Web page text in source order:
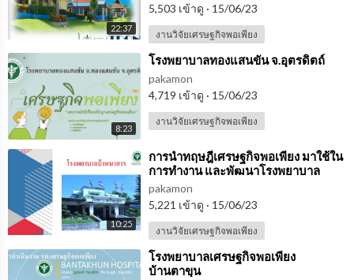
22:37
5,503 เข้าดู · 15/06/23
งานวิจัยเศรษฐกิจพอเพียง
8:23
⁣โรงพยาบาลทองแสนขัน จ.อุตรดิตถ์
pakamon
4,719 เข้าดู · 15/06/23
งานวิจัยเศรษฐกิจพอเพียง
10:25
⁣การนำทฤษฎีเศรษฐกิจพอเพียง มาใช้ใน
การทำงาน และพัฒนาโรงพยาบาล
pakamon
5,221 เข้าดู · 15/06/23
งานวิจัยเศรษฐกิจพอเพียง
⁣โรงพยาบาลเศรษฐกิจพอเพียง
บ้านตาขุน